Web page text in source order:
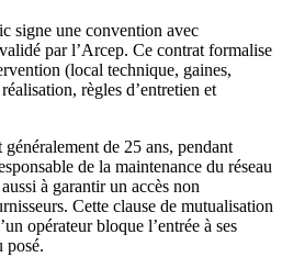
signe une convention avec
par l’Arcep. Ce contrat formalise
(local technique, gaines,
règles d’entretien et
de 25 ans, pendant
de la maintenance du réseau
à garantir un accès non
Cette clause de mutualisation
opérateur bloque l’entrée à ses
posé.